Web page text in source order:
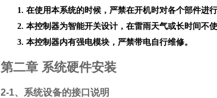
1.在使用本系统的时候，严禁在开机时对各个部件进
2.本控制器为智能开关设计，在雷雨天气或长时间不
3.本控制器内有强电模块，严禁带电自行维修。
第二章 系统硬件安装
2-1、系统设备的接口说明